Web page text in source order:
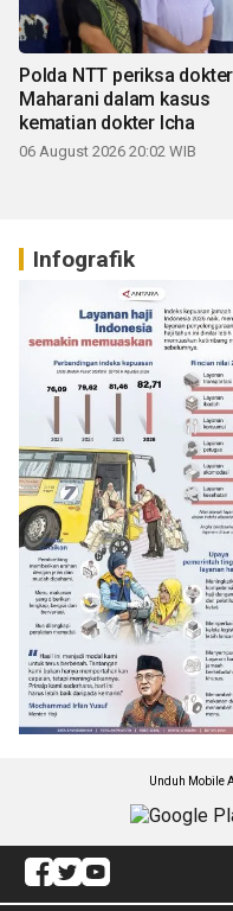
Polda NTT periksa
Maharani dalam kasus
kematian dokter Icha
06 August 2026 20:02 WIB
Infografik
Unduh Mobile